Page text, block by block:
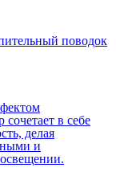
поводок
сочетает в себе
делая
и